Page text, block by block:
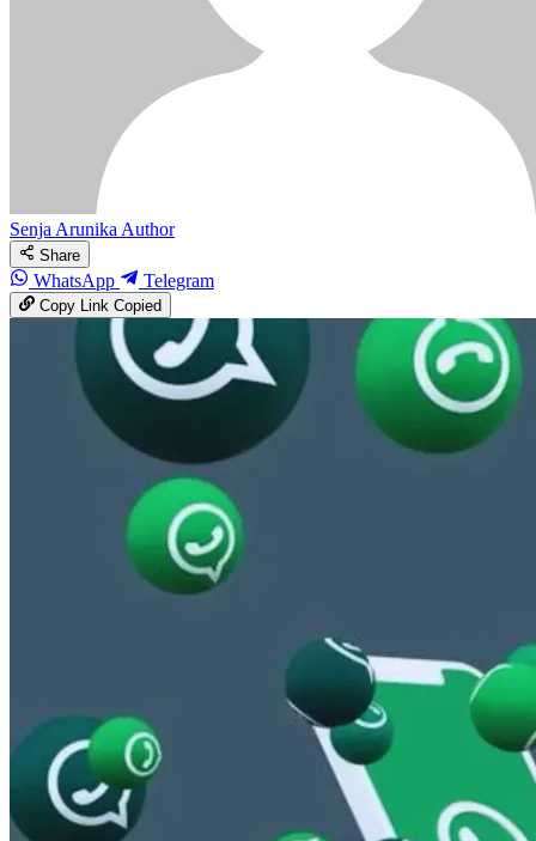
Senja ArunikaAuthor
Share
WhatsApp Telegram
Copy LinkCopied